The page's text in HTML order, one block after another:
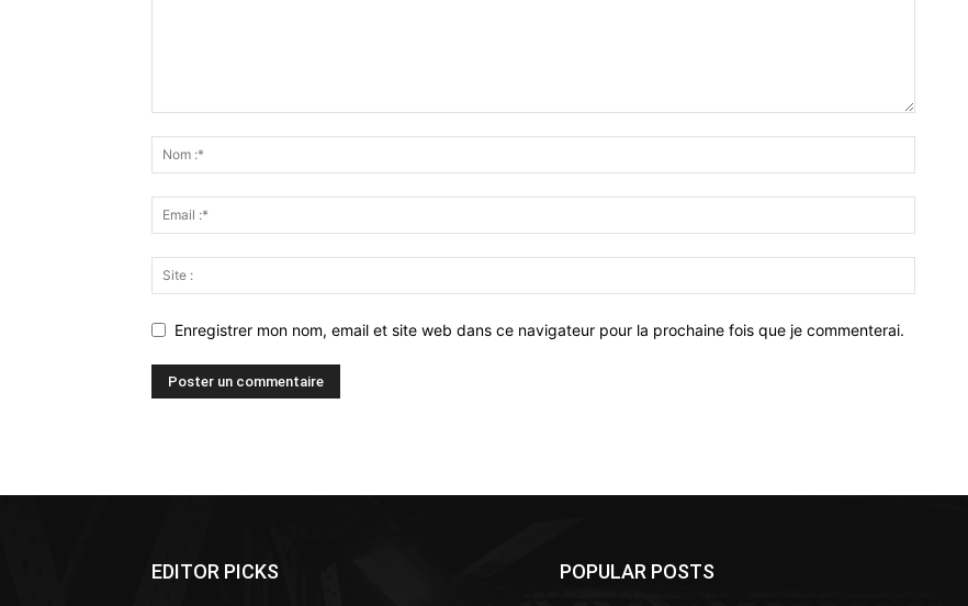
Enregistrer mon nom, email et site web dans ce navigateur pour la prochaine fois que je commenterai.
EDITOR PICKS POPULAR POSTS